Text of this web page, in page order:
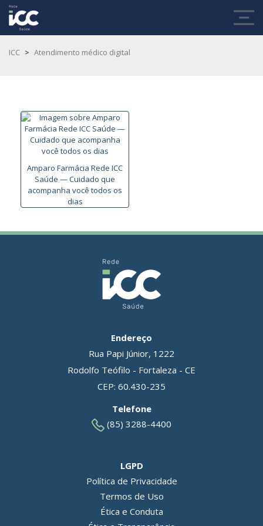
ICC > Atendimento médico digital
Amparo Farmácia Rede ICC
Saúde — Cuidado que
acompanha você todos os
dias
Endereço
Rua Papi Júnior, 1222
Rodolfo Teófilo - Fortaleza - CE
CEP: 60.430-235
Telefone
(85) 3288-4400
LGPD
Política de Privacidade
Termos de Uso
Ética e Conduta